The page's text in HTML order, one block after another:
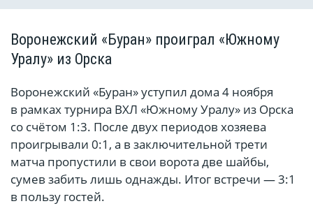
Воронежский «Буран» проиграл «Южному
Уралу» из Орска
Воронежский «Буран» уступил дома 4 ноября
в рамках турнира ВХЛ «Южному Уралу» из Орска
со счётом 1:3. После двух периодов хозяева
проигрывали 0:1, а в заключительной трети
матча пропустили в свои ворота две шайбы,
сумев забить лишь однажды. Итог встречи — 3:1
в пользу гостей.